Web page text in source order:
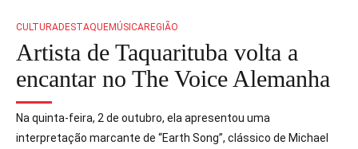
CULTURADESTAQUEMÚSICAREGIÃO
Artista de Taquarituba volta a
encantar no The Voice Alemanha
Na quinta-feira, 2 de outubro, ela apresentou uma
interpretação marcante de “Earth Song”, clássico de Michael